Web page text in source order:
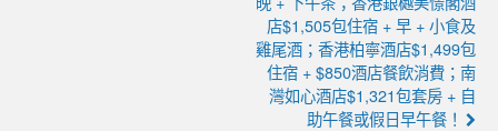
店$1,505包住宿 + 早 + 小食及
雞尾酒；香港柏寧酒店$1,499包
住宿 + $850酒店餐飲消費；南
灣如心酒店$1,321包套房 + 自
助午餐或假日早午餐！